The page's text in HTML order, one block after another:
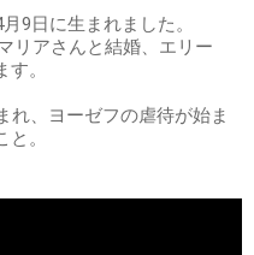
9日に生まれました。
リアさんと結婚、エリー
。
れ、ヨーゼフの虐待が始ま
。